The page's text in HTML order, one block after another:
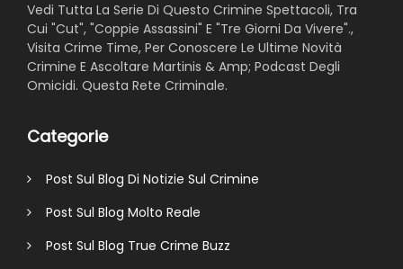
Vedi Tutta La Serie Di Questo Crimine Spettacoli, Tra
Cui "Cut", "Coppie Assassini" E "Tre Giorni Da Vivere".,
Visita Crime Time, Per Conoscere Le Ultime Novità
Crimine E Ascoltare Martinis & Amp; Podcast Degli
Omicidi. Questa Rete Criminale.
Categorie
Post Sul Blog Di Notizie Sul Crimine
Post Sul Blog Molto Reale
Post Sul Blog True Crime Buzz